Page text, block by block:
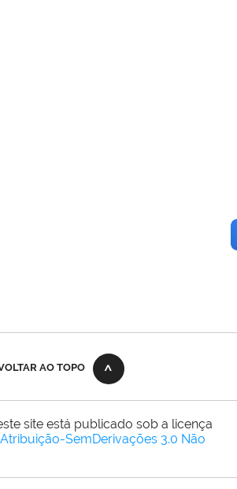
AO TOPO
site está publicado sob a licença
SemDerivações 3.0 Não